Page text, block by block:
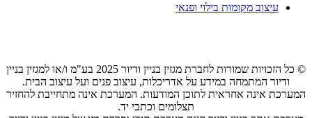
עיצוב מקומות בילוי ופנאי
© כל הזכויות שמורות לחברת מגזין בניין ודיור 2025 בע"מ ו/או למגזין בניין
ודיור המתמחה במידע על אדריכלות, עיצוב פנים ועל עיצוב הבית.
המערכת אינה אחראית לתוכן המודעות. המערכת אינה מתחייבת להחזיר
תצלומים וכתבי יד.